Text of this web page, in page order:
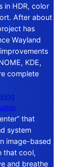
in HDR, color
After about
has
Wayland
KDE,
complete
that
system
image-based
that cool,
and breathe